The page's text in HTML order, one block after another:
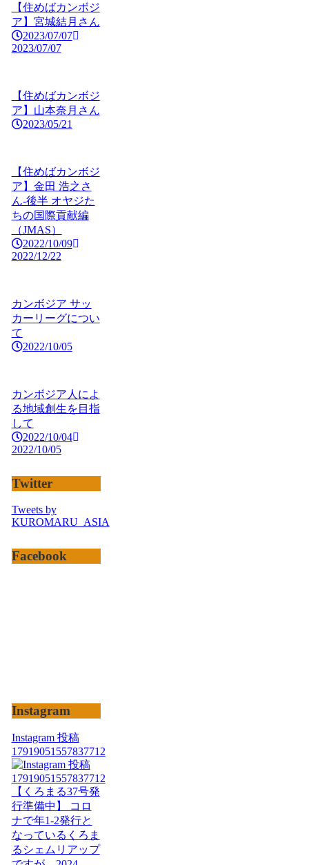
【住めばカンボジ
ア】宮城結月さん
2023/07/07
2023/07/07
【住めばカンボジ
ア】山本奈月さん
2023/05/21
【住めばカンボジ
ア】金田 浩之さ
ん-後半 オヤジた
ちの国際貢献編
（JMAS）
2022/10/09
2022/12/22
カンボジア サッ
カーリーグについ
て
2022/10/05
カンボジア人によ
る地域創生を目指
して
2022/10/04
2022/10/05
Twitter
Tweets by
KUROMARU_ASIA
Facebook
Instagram
Instagram 投稿
17919051557837712
【くろまる37号発
行準備中】 コロ
ナで年1-2発行と
なっているくろま
るシェムリアップ